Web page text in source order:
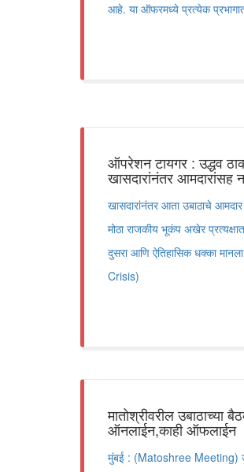
आहे. या ऑफरमध्ये प्रत्येक
ऑपरेशन टायगर : उद्धव
खासदारांनंतर आमदारांसह
खासदारांनंतर आता उबाठाचे
मोठा राजकीय भूकंप अखेर
दुसरा आणि ऐतिहासिक धक्का
Crisis)
मातोश्रीवरील उबाठाच्या
ऑनलाईन,काही ऑफलाईन
मुंबई : (Matoshree Meeting)